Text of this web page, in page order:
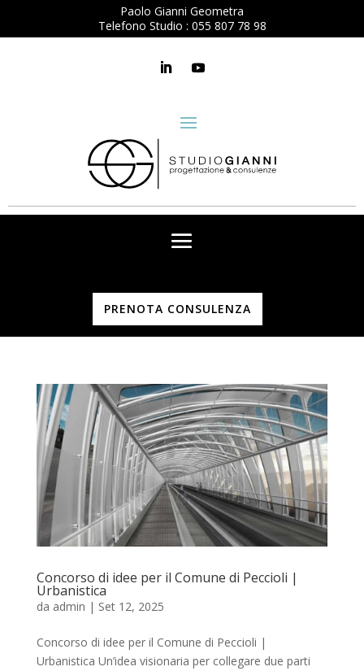
Paolo Gianni Geometra
Telefono Studio : 055 807 78 98
PRENOTA CONSULENZA
Concorso di idee per il Comune di Peccioli |
Urbanistica
da admin | Set 12, 2025
Concorso di idee per il Comune di Peccioli |
Urbanistica Un’idea visionaria per collegare due parti